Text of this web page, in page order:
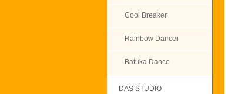
Cool Breaker
Rainbow Dancer
Batuka Dance
DAS STUDIO